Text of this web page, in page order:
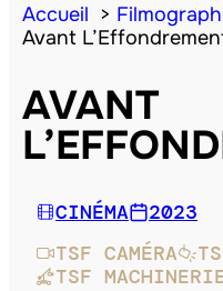
Accueil
Avant
AVANT
CINÉMA
2023
TSF CAMÉRA
TSF